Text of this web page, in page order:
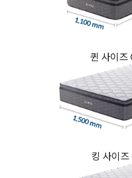
퀸 사이
킹 사이